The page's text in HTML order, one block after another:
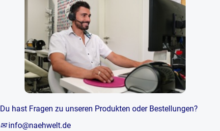
Du hast Fragen zu unseren Produkten oder Bestellungen?
✉ info@naehwelt.de